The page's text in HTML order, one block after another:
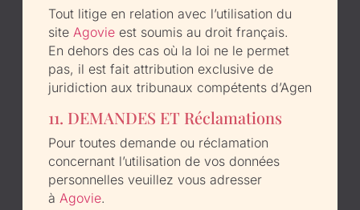
Tout litige en relation avec l’utilisation du
site Agovie est soumis au droit français.
En dehors des cas où la loi ne le permet
pas, il est fait attribution exclusive de
juridiction aux tribunaux compétents d’Agen
11. DEMANDES ET Réclamations
Pour toutes demande ou réclamation
concernant l’utilisation de vos données
personnelles veuillez vous adresser
à Agovie.